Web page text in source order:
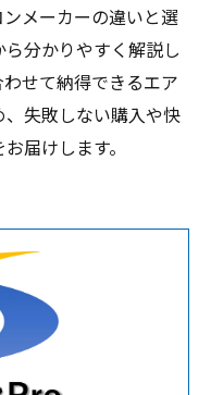
メーカーの違いと選
分かりやすく解説し
せて納得できるエア
失敗しない購入や快
届けします。